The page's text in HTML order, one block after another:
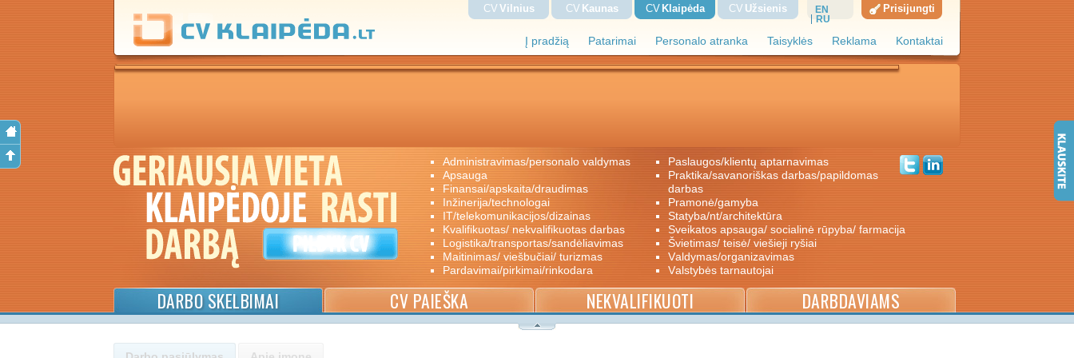
Į pradžią Patarimai Personalo atranka Taisyklės Reklama Kontaktai
CV Vilnius CV Kaunas CV Klaipėda CV Užsienis
EN
RU
Prisijungti
administravimas/personalo valdymas
apsauga
finansai/apskaita/draudimas
inžinerija/technologai
IT/telekomunikacijos/dizainas
kvalifikuotas/ nekvalifikuotas darbas
logistika/transportas/sandėliavimas
maitinimas/ viešbučiai/ turizmas
pardavimai/pirkimai/rinkodara
paslaugos/klientų aptarnavimas
praktika/savanoriškas darbas/papildomas
darbas
pramonė/gamyba
statyba/nt/architektūra
sveikatos apsauga/ socialinė rūpyba/ farmacija
švietimas/ teisė/ viešieji ryšiai
valdymas/organizavimas
valstybės tarnautojai
DARBO SKELBIMAI CV PAIEŠKA NEKVALIFIKUOTI DARBDAVIAMS